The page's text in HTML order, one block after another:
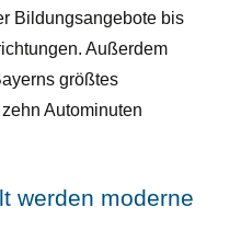
Bildungsangebote bis
Außerdem
größtes
Autominuten
werden moderne